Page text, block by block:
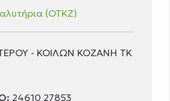
(ΟΤΚΖ)
- ΚΟΙΛΩΝ ΚΟΖΑΝΗ ΤΚ
24610 27853